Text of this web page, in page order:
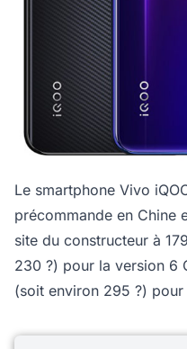
Le smartphone Vivo
précommande en Chine
site du constructeur à
230 ?) pour la version 6
(soit environ 295 ?)